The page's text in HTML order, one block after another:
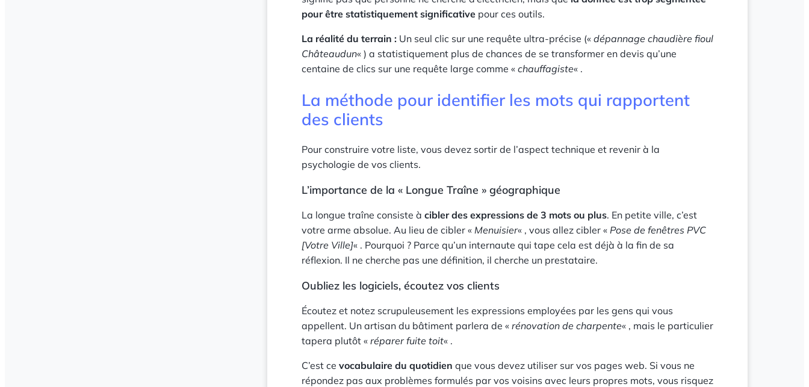
pour être statistiquement significative pour ces outils.
La réalité du terrain : Un seul clic sur une requête ultra-précise (« dépannage chaudière fioul
Châteaudun« ) a statistiquement plus de chances de se transformer en devis qu’une
centaine de clics sur une requête large comme « chauffagiste« .
La méthode pour identifier les mots qui rapportent
des clients
Pour construire votre liste, vous devez sortir de l’aspect technique et revenir à la
psychologie de vos clients.
L’importance de la « Longue Traîne » géographique
La longue traîne consiste à cibler des expressions de 3 mots ou plus. En petite ville, c’est
votre arme absolue. Au lieu de cibler « Menuisier« , vous allez cibler « Pose de fenêtres PVC
[Votre Ville]« . Pourquoi ? Parce qu’un internaute qui tape cela est déjà à la fin de sa
réflexion. Il ne cherche pas une définition, il cherche un prestataire.
Oubliez les logiciels, écoutez vos clients
Écoutez et notez scrupuleusement les expressions employées par les gens qui vous
appellent. Un artisan du bâtiment parlera de « rénovation de charpente« , mais le particulier
tapera plutôt « réparer fuite toit« .
C’est ce vocabulaire du quotidien que vous devez utiliser sur vos pages web. Si vous ne
répondez pas aux problèmes formulés par vos voisins avec leurs propres mots, vous risquez